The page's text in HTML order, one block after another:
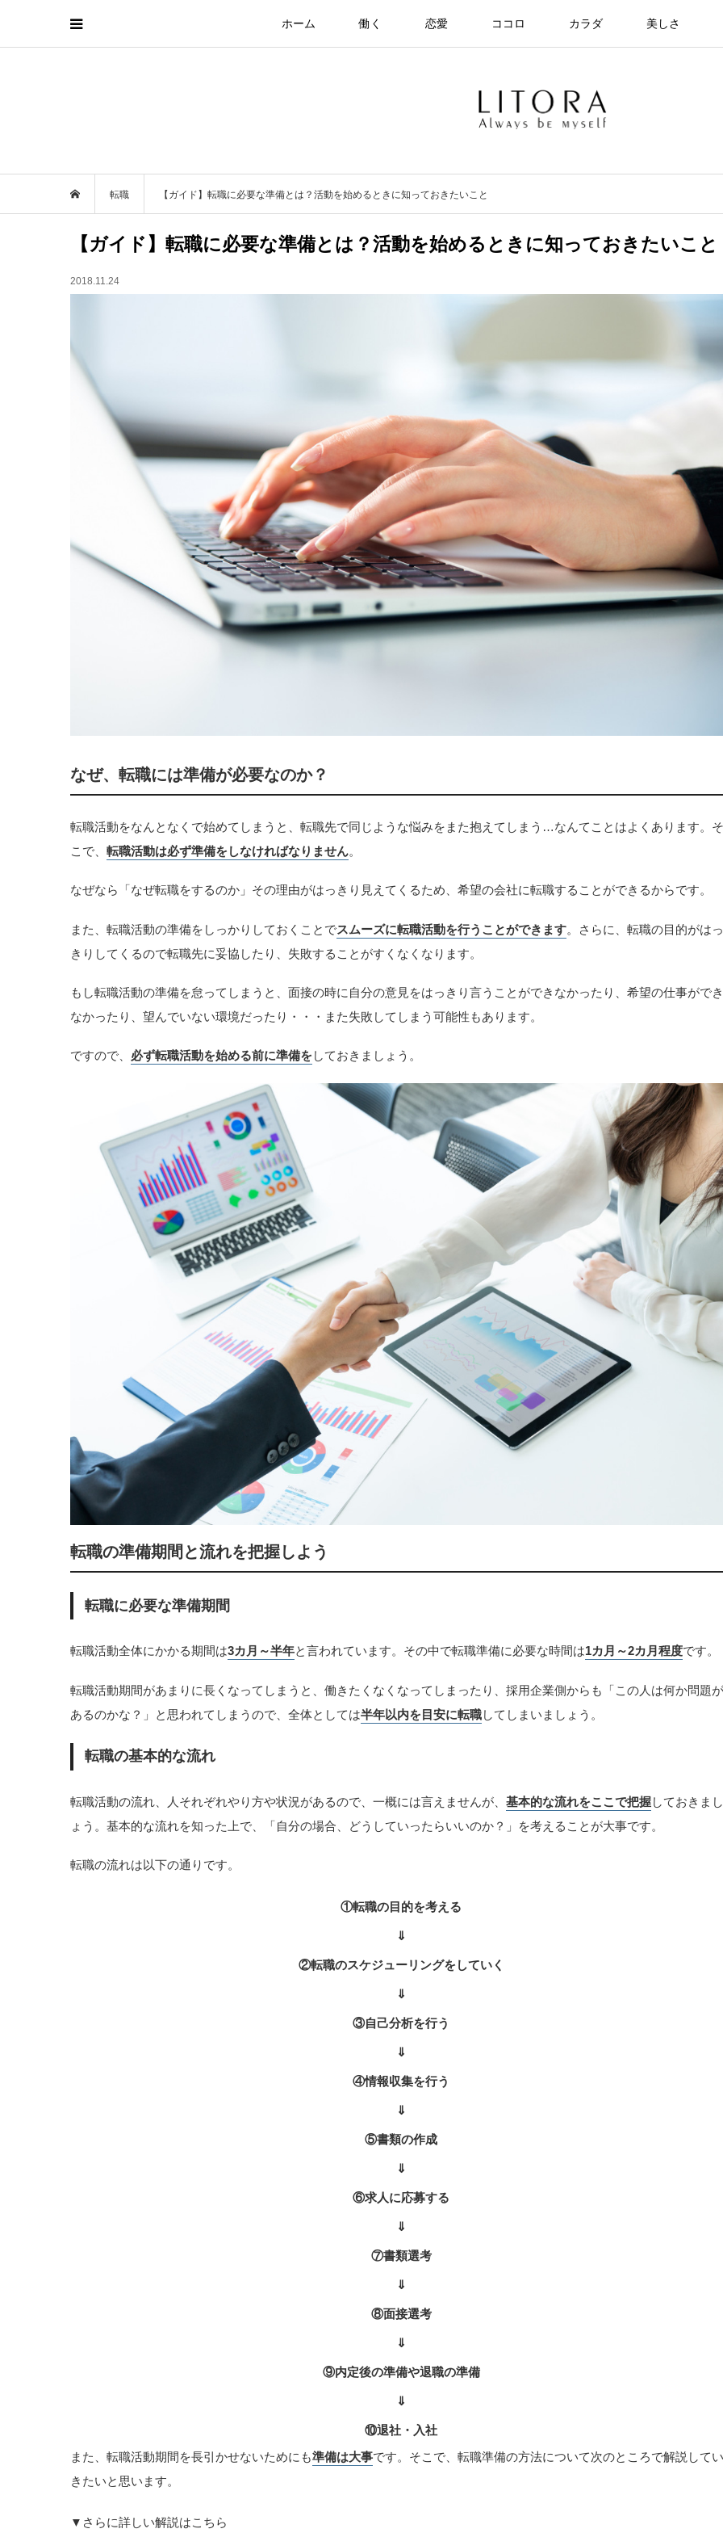
ホーム 働く 恋愛 ココロ カラダ 美しさ
転職 【ガイド】転職に必要な準備とは？活動を始めるときに知っておきたいこと
【ガイド】転職に必要な準備とは？活動を始めるときに知っておきたいこと
2018.11.24
なぜ、転職には準備が必要なのか？
転職活動をなんとなくで始めてしまうと、転職先で同じような悩みをまた抱えてしまう…なんてことはよくあります。そ
こで、 転職活動は必ず準備をしなければなりません。
なぜなら「なぜ転職をするのか」その理由がはっきり見えてくるため、希望の会社に転職することができるからです。
また、転職活動の準備をしっかりしておくことでスムーズに転職活動を行うことができます。さらに、転職の目的がはっ
きりしてくるので転職先に妥協したり、失敗することがすくなくなります。
もし転職活動の準備を怠ってしまうと、面接の時に自分の意見をはっきり言うことができなかったり、希望の仕事ができ
なかったり、望んでいない環境だったり・・・また失敗してしまう可能性もあります。
ですので、 必ず転職活動を始める前に準備をしておきましょう。
転職の準備期間と流れを把握しよう
転職に必要な準備期間
転職活動全体にかかる期間は3カ月～半年と言われています。その中で転職準備に必要な時間は1カ月～2カ月程度です。
転職活動期間があまりに長くなってしまうと、働きたくなくなってしまったり、採用企業側からも「この人は何か問題が
あるのかな？」と思われてしまうので、全体としては半年以内を目安に転職してしまいましょう。
転職の基本的な流れ
転職活動の流れ、人それぞれやり方や状況があるので、一概には言えませんが、 基本的な流れをここで把握しておきまし
ょう。基本的な流れを知った上で、「自分の場合、どうしていったらいいのか？」を考えることが大事です。
転職の流れは以下の通りです。
①転職の目的を考える
⇓
②転職のスケジューリングをしていく
⇓
③自己分析を行う
⇓
④情報収集を行う
⇓
⑤書類の作成
⇓
⑥求人に応募する
⇓
⑦書類選考
⇓
⑧面接選考
⇓
⑨内定後の準備や退職の準備
⇓
⑩退社・入社
また、転職活動期間を長引かせないためにも準備は大事です。そこで、転職準備の方法について次のところで解説してい
きたいと思います。
▼さらに詳しい解説はこちら